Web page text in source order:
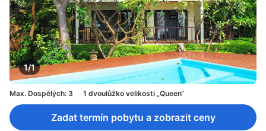
1/1
Max. Dospělých: 3 1 dvoulůžko velikosti „Queen“
Zadat termín pobytu a zobrazit ceny